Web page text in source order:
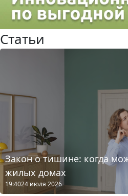
Статьи
Закон о тишине: когда
жилых домах
19:4024 июля 2026